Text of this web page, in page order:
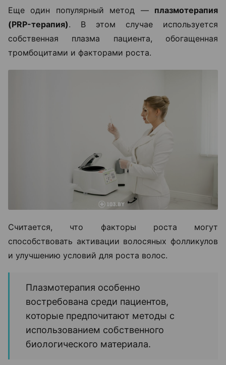
Еще один популярный метод — плазмотерапия
(PRP-терапия). В этом случае используется
собственная плазма пациента, обогащенная
тромбоцитами и факторами роста.
Считается, что факторы роста могут
способствовать активации волосяных фолликулов
и улучшению условий для роста волос.
Плазмотерапия особенно
востребована среди пациентов,
которые предпочитают методы с
использованием собственного
биологического материала.